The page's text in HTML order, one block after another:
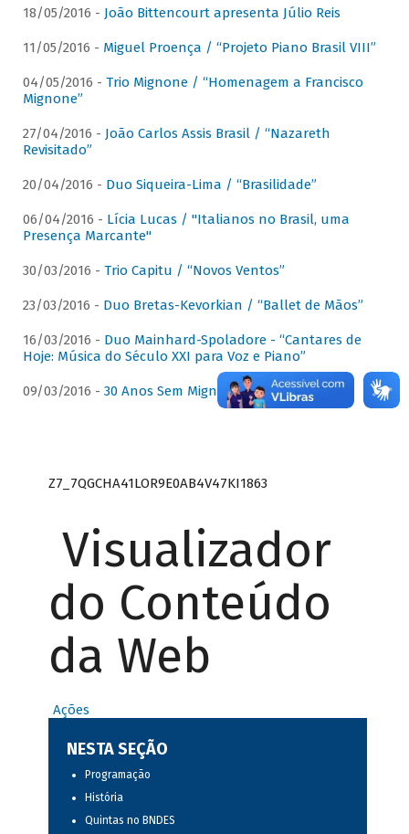
18/05/2016 - João Bittencourt apresenta Júlio Reis
11/05/2016 - Miguel Proença / “Projeto Piano Brasil VIII”
04/05/2016 - Trio Mignone / “Homenagem a Francisco
Mignone”
27/04/2016 - João Carlos Assis Brasil / “Nazareth
Revisitado”
20/04/2016 - Duo Siqueira-Lima / “Brasilidade”
06/04/2016 - Lícia Lucas / "Italianos no Brasil, uma
Presença Marcante"
30/03/2016 - Trio Capitu / “Novos Ventos”
23/03/2016 - Duo Bretas-Kevorkian / “Ballet de Mãos”
16/03/2016 - Duo Mainhard-Spoladore - “Cantares de
Hoje: Música do Século XXI para Voz e Piano”
09/03/2016 - 30 Anos Sem Mignone
Z7_7QGCHA41LOR9E0AB4V47KI1863
Visualizador
do Conteúdo
da Web
Ações
NESTA SEÇÃO
Programação
História
Quintas no BNDES